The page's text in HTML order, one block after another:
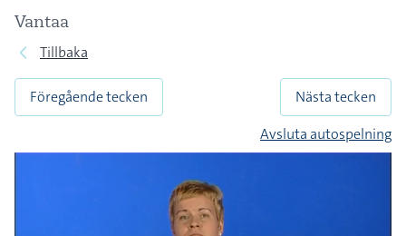
Vantaa
Tillbaka
Föregående tecken
Nästa tecken
Avsluta autospelning